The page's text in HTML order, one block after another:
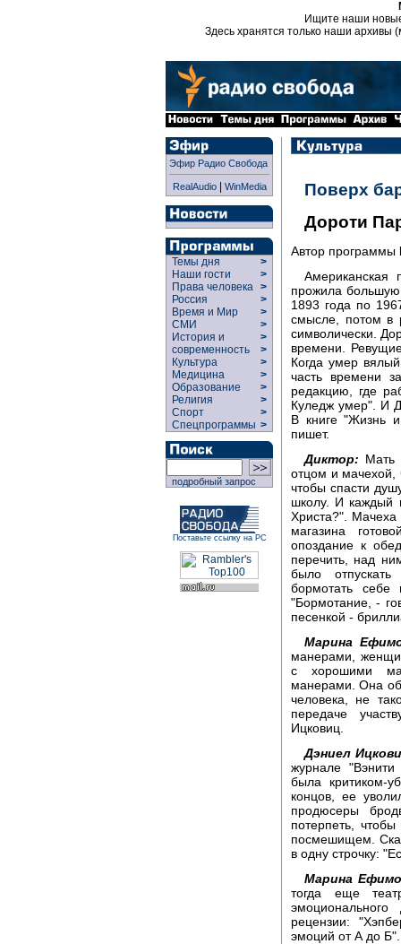
Ищите наши
Здесь хранятся только наши архивы
Эфир Радио Свобода
RealAudio| WinMedia
Темы дня
>
Наши гости
>
Права человека >
Россия
>
Время и Мир
>
СМИ
>
История и
современность
>
>
Культура
>
Медицина
>
Образование
>
Религия
>
Спорт
>
Спецпрограммы >
подробный запрос
Поставьте ссылку на РС
Поверх
Дороти
Автор программы
Американская
прожила большую
1893 года по
смысле, потом в
символически.
времени.
Когда умер
часть времени
редакцию, где
Куледж умер". И
В книге "Жизнь
пишет.
Диктор: Мать
отцом и мачехой,
чтобы спасти
школу. И каждый
Христа?".
магазина
опоздание к
перечить, над
было
бормотать
"Бормотание, -
песенкой -
Марина
манерами,
с хорошими
манерами. Она
человека, не
передаче
Ицковиц.
Дэниел
журнале
была критиком-
концов, ее
продюсеры
потерпеть,
посмешищем.
в одну строчку:
Марина
тогда еще
рецензии:
эмоций от А до Б".